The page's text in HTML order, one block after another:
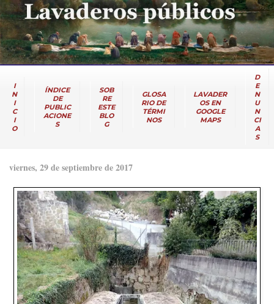
I
N
I
C
I
O
ÍNDICE
DE
PUBLIC
ACIONE
S
SOB
RE
ESTE
BLO
G
GLOSA
RIO DE
TÉRMI
NOS
LAVADER
OS EN
GOOGLE
MAPS
D
E
N
U
N
CI
A
S
viernes, 29 de septiembre de 2017